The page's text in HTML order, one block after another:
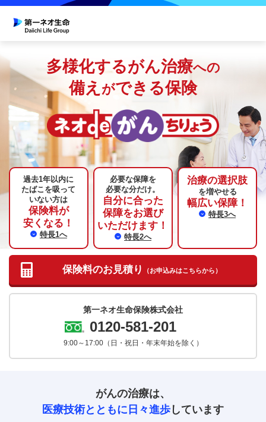
多様化するがん治療への
備え ができる保険
過去1年以内に
たばこを吸って
いない方は
保険料が
安くなる！
特長1へ
必要な保障を
必要な分だけ。
自分に合った
保障をお選び
いただけます！
特長2へ
治療の選択肢
を増やせる
幅広い保障！
特長3へ
保険料のお見積り （お申込みはこちらから）
第一ネオ生命保険株式会社
0120-581-201
9:00～17:00（日・祝日・年末年始を除く）
がんの治療は、
医療技術とともに日々進歩 しています